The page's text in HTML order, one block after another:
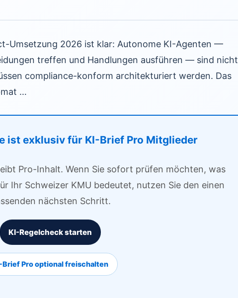
Umsetzung 2026 ist klar: Autonome KI-Agenten —
treffen und Handlungen ausführen — sind nicht
compliance-konform architekturiert werden. Das
…
ist exklusiv für KI-Brief Pro Mitglieder
Pro-Inhalt. Wenn Sie sofort prüfen möchten, was
Ihr Schweizer KMU bedeutet, nutzen Sie den einen
nächsten Schritt.
KI-Regelcheck starten
Brief Pro optional freischalten